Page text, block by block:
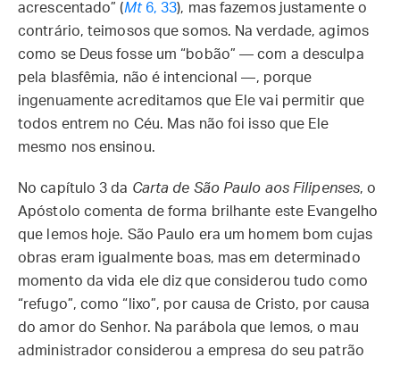
acrescentado” (Mt6, 33), mas fazemos justamente o
contrário, teimosos que somos. Na verdade, agimos
como se Deus fosse um “bobão” — com a desculpa
pela blasfêmia, não é intencional —, porque
ingenuamente acreditamos que Ele vai permitir que
todos entrem no Céu. Mas não foi isso que Ele
mesmo nos ensinou.
No capítulo 3 da Carta de São Paulo aos Filipenses, o
Apóstolo comenta de forma brilhante este Evangelho
que lemos hoje. São Paulo era um homem bom cujas
obras eram igualmente boas, mas em determinado
momento da vida ele diz que considerou tudo como
“refugo”, como “lixo”, por causa de Cristo, por causa
do amor do Senhor. Na parábola que lemos, o mau
administrador considerou a empresa do seu patrão